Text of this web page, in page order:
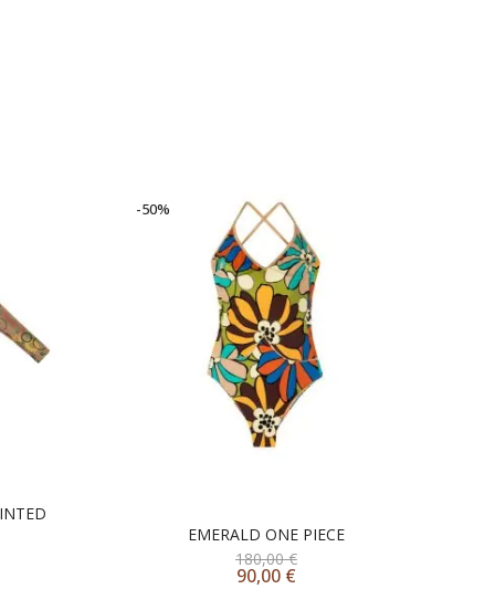
-50%
EMERALD ONE PIECE
180,00€
90,00 €